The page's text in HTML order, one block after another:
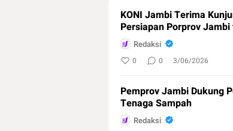
KONI Jambi Terima
Persiapan Porprov
Redaksi
0 0 3/06/2026
Pemprov Jambi Dukung
Tenaga Sampah
Redaksi